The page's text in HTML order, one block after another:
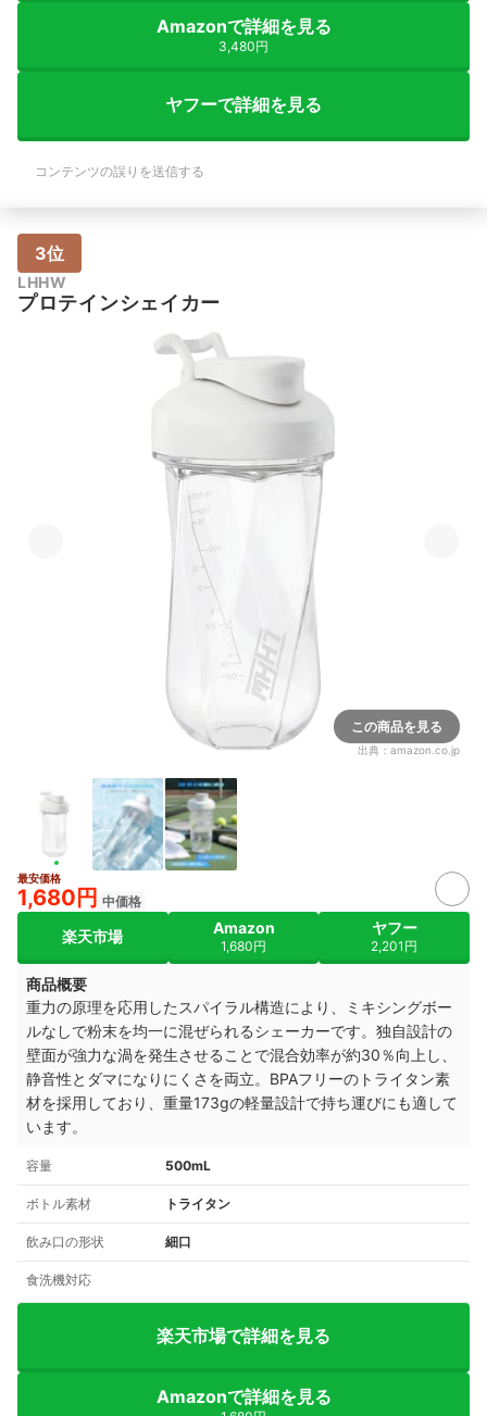
Amazonで詳細を見る
3,480円
ヤフーで詳細を見る
コンテンツの誤りを送信する
3位
LHHW
プロテインシェイカー
この商品を見る
出典： amazon.co.jp
最安価格
1,680円 中価格
楽天市場 Amazon
1,680円
ヤフー
2,201円
商品概要
重力の原理を応用したスパイラル構造により、ミキシングボー
ルなしで粉末を均一に混ぜられるシェーカーです。独自設計の
壁面が強力な渦を発生させることで混合効率が約30％向上し、
静音性とダマになりにくさを両立。BPAフリーのトライタン素
材を採用しており、重量173gの軽量設計で持ち運びにも適して
います。
容量 500mL
ボトル素材 トライタン
飲み口の形状 細口
食洗機対応
楽天市場で詳細を見る
Amazonで詳細を見る